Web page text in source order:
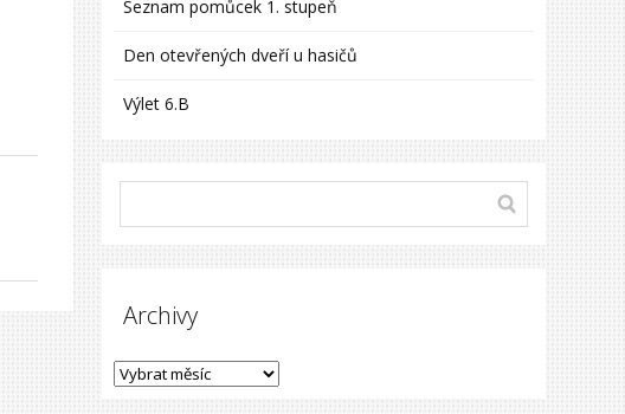
Seznam pomůcek 1. stupeň
Den otevřených dveří u hasičů
Výlet 6.B
Archivy